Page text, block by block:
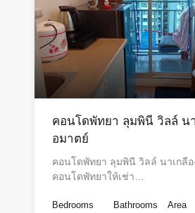
คอนโดพัทยา ลุมพินี วิลล์ น
อมาตย์
คอนโดพัทยา ลุมพินี วิลล์ นาเกลือ
คอนโดพัทยาให้เช่า…
Bedrooms Bathrooms Area